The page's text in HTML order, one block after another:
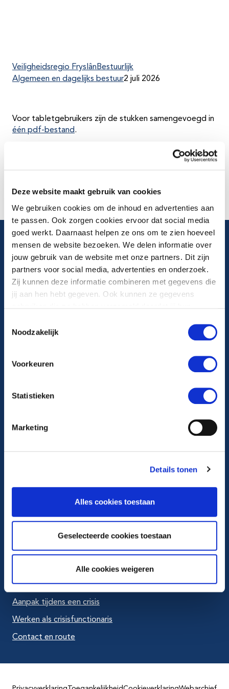
Deze website maakt gebruik van cookies
We gebruiken cookies om de inhoud en advertenties aan
te passen. Ook zorgen cookies ervoor dat social media
goed werkt. Daarnaast helpen ze ons om te zien hoeveel
mensen de website bezoeken. We delen informatie over
jouw gebruik van de website met onze partners. Dit zijn
partners voor social media, advertenties en onderzoek.
Zij kunnen deze informatie combineren met gegevens die
jij aan hen hebt gegeven. Ook kunnen ze gegevens
Noodzakelijk
Voorkeuren
Statistieken
Marketing
Details tonen
Alles cookies toestaan
Geselecteerde cookies toestaan
Alle cookies weigeren
Veiligheidsregio Fryslân Bestuurlijk
Algemeen en dagelijks bestuur2 juli 2026
Voor tabletgebruikers zijn de stukken samengevoegd in
één pdf-bestand.
De losse bestanden zijn in een keer te downloaden via
Algemeen telefoonnummer
088 22 99 999
Ga naar Youtube
Actuele vacatures
Bestuurlijke stukken
Aanpak tijdens een crisis
Werken als crisisfunctionaris
Contact en route